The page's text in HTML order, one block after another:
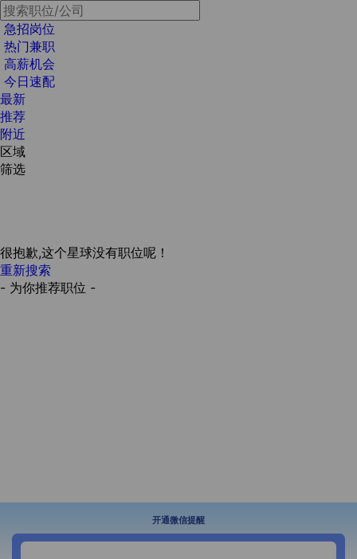
急招岗位
热门兼职
高薪机会
今日速配
最新
推荐
附近
区域
筛选
很抱歉,这个星球没有职位呢！
重新搜索
- 为你推荐职位 -
开通微信提醒